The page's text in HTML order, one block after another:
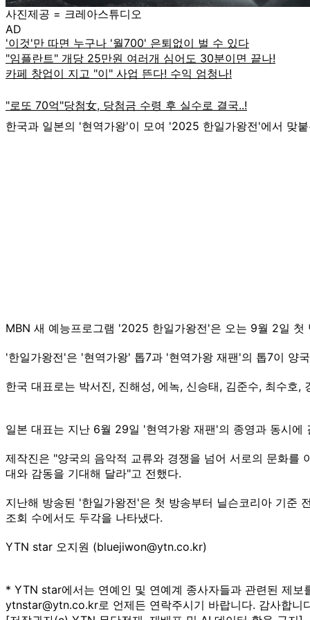
사진제공 = 크레아스튜디오
AD
한국과 일본의 '현역가왕'이 모여 '2025 한일가왕전'에서 맞
MBN 새 예능프로그램 '2025 한일가왕전'은 오는 9월 2일 첫
'한일가왕전'은 '현역가왕' 톱7과 '현역가왕 재팬'의 톱7이 양
한국 대표로는 박서진, 진해성, 에녹, 신승태, 김준수, 최수호,
일본 대표는 지난 6월 29일 '현역가왕 재팬'의 종영과 동시
제작진은 "양국의 음악적 교류와 경쟁을 넘어 서로의 문화를
대와 감동을 기대해 달라"고 전했다.
지난해 방송된 '한일가왕전'은 첫 방송부터 닐슨코리아 기준
조회 수에서도 두각을 나타냈다.
YTN star 오지원 (bluejiwon@ytn.co.kr)
* YTN star에서는 연예인 및 연예계 종사자들과 관련된 제보
ytnstar@ytn.co.kr로 언제든 연락주시기 바랍니다. 감사합니